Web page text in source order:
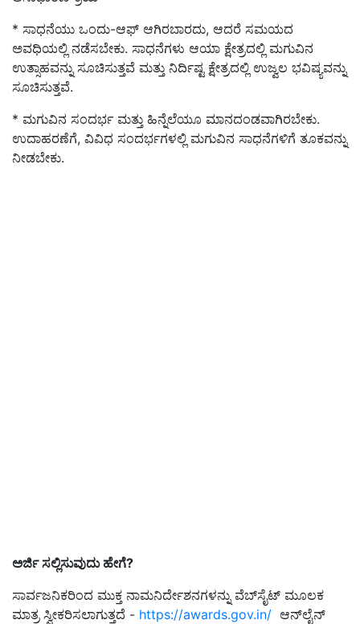
* ಸಾಧನೆಯು ಒಂದು-ಆಫ್ ಆಗಿರಬಾರದು, ಆದರೆ ಸಮಯದ
ಅವಧಿಯಲ್ಲಿ ನಡೆಸಬೇಕು. ಸಾಧನೆಗಳು ಆಯಾ ಕ್ಷೇತ್ರದಲ್ಲಿ ಮಗುವಿನ
ಉತ್ಸಾಹವನ್ನು ಸೂಚಿಸುತ್ತವೆ ಮತ್ತು ನಿರ್ದಿಷ್ಟ ಕ್ಷೇತ್ರದಲ್ಲಿ ಉಜ್ವಲ ಭವಿಷ್ಯವನ್ನು
ಸೂಚಿಸುತ್ತವೆ.
* ಮಗುವಿನ ಸಂದರ್ಭ ಮತ್ತು ಹಿನ್ನೆಲೆಯೂ ಮಾನದಂಡವಾಗಿರಬೇಕು.
ಉದಾಹರಣೆಗೆ, ವಿವಿಧ ಸಂದರ್ಭಗಳಲ್ಲಿ ಮಗುವಿನ ಸಾಧನೆಗಳಿಗೆ ತೂಕವನ್ನು
ನೀಡಬೇಕು.
ಅರ್ಜಿ ಸಲ್ಲಿಸುವುದು ಹೇಗೆ?
ಸಾರ್ವಜನಿಕರಿಂದ ಮುಕ್ತ ನಾಮನಿರ್ದೇಶನಗಳನ್ನು ವೆಬ್‌ಸೈಟ್ ಮೂಲಕ
ಮಾತ್ರ ಸ್ವೀಕರಿಸಲಾಗುತ್ತದೆ - https://awards.gov.in/ ಆನ್‌ಲೈನ್